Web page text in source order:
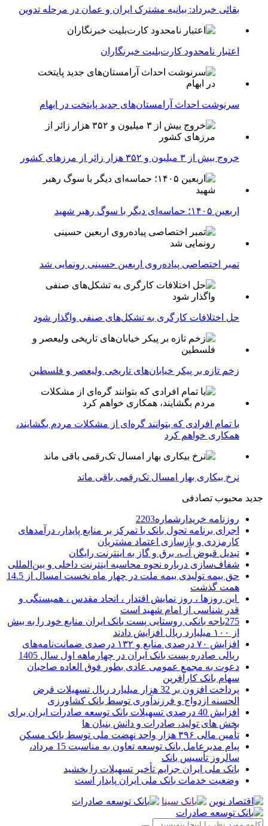
بقائی خبرداد: بیانیه مشترک ایران و عمان در مرحله تدوین
اعتبار نامحدود کارت‌بلیت خبرنگاران
سرنوشت احداث آرامستان‌های جدید پایتخت در ابهام
خروج بیش از ۳ میلیون و ۳۵۲ هزار زائر از مرزهای کشور
اربعین ۱۴۰۵؛ حماسه‌ای دیگر با سوگ رهبر شهید
تمبر اختصاصی پیاده‌روی اربعین حسینی رونمایی شد
حل اختلافات کارگری به تشکل‌های صنفی واگذار شود
زخم تازه بر پیکر خیابان‌های تاریخی ولیعصر و فلسطین
با تمام افرادی که بتوانند گره‌ای از مشکلات مردم بگشایند،
همکاری خواهم کرد
نرخ بیکاری بهار امسال تک‌رقمی باقی ماند
جدید محبوب تصادفی
روزنامه خریدارشماره2203
اجرای برنامه تحول بانک با تمرکز بر منابع پایدار، درآمدهای
کارمزدی و بازسازی اعتماد مشتریان
تبدیل قبوض آب، برق و گاز به اینترنت رایگان
شفاف‌سازی درباره نحوه محاسبه اینترنت داخلی و بین‌المللی
حق بیمه تولیدی بیمه ملت در چهار ماه نخست امسال از 14.5
همت گذشت
این روزها ، روز نمایش اقتدار ، اتحاد مقدس ، همبستگی و
قدر شناسی از امام شهید است
275باجه بانکی روستایی پست بانک ایران منابع خود را به بیش
از ۱۰۰ میلیارد ریال افزایش دادند
افزایش ۷۰ درصدی منابع و ۱۳۲ درصدی ضمانت‌نامه‌های
ریالی صادره پست بانک ایران در چهارماهه اول سال 1405
دعوت به مجمع عمومی عادی بطور فوق العاده صاحبان
سهام بانک کارآفرین
پرداخت افزون بر 32 هزار میلیارد ریال تسهیلات قرض
الحسنه ازدواج و فرزندآوری توسط بانک کشاورزی
افزایش 40 درصدی تسهیلات بانک توسعه صادرات ایران برای
بخش های تولید، صادرات و دانش بنیان ها
تأمین مالی ۳۹۶ هزار واحد نهضت ملی توسط بانک مسکن
پیام مدیرعامل بانک توسعه تعاون به مناسبت 15 مرداد،
سالروز تأسیس بانک
بانک ملی ایران جرایم تأخیر تسهیلات را بخشید
وضعیت خدمات بانک ملی ایران پایدار است